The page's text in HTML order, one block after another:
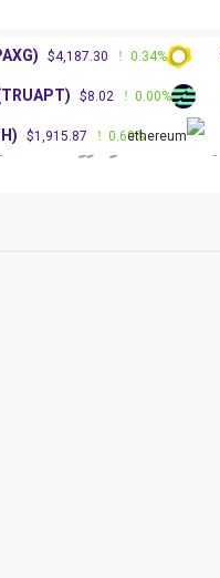
دليل
$4,187.30 0.34%
$8.02 0.00%
$1,915.87 0.60%